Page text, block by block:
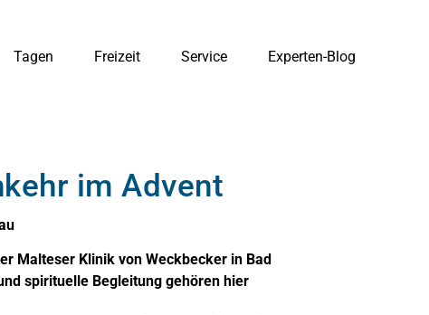
Tagen Freizeit Service Experten-Blog
im Advent
Malteser Klinik von Weckbecker in Bad
spirituelle Begleitung gehören hier